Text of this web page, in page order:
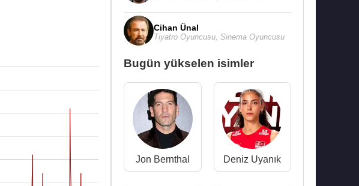
Cihan Ünal
Tiyatro Oyuncusu Sinema Oyuncusu
Bugün yükselen isimler
Jon Bernthal Deniz Uyanık